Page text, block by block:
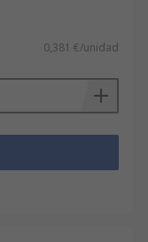
0,381 €/unidad